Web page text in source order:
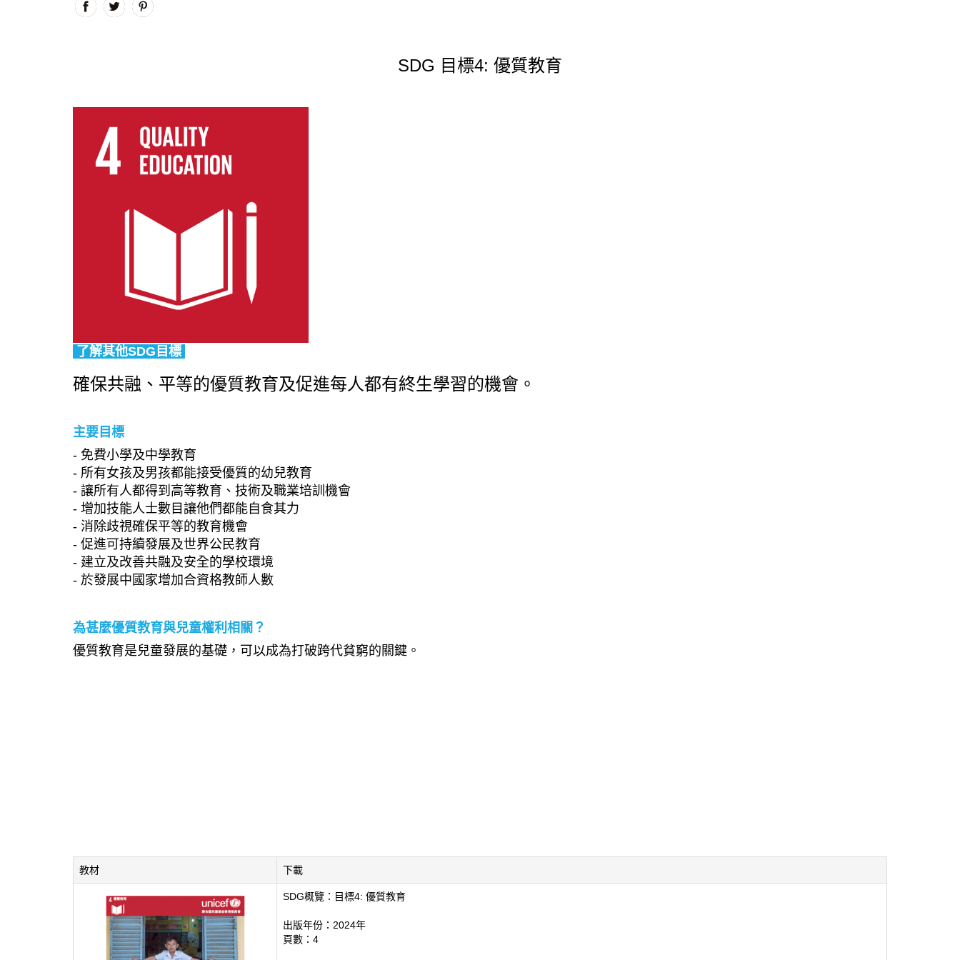
SDG 目標4: 優質教育
了解其他SDG目標
確保共融、平等的優質教育及促進每人都有終生學習的機會。
主要目標
- 免費小學及中學教育
- 所有女孩及男孩都能接受優質的幼兒教育
- 讓所有人都得到高等教育、技術及職業培訓機會
- 增加技能人士數目讓他們都能自食其力
- 消除歧視確保平等的教育機會
- 促進可持續發展及世界公民教育
- 建立及改善共融及安全的學校環境
- 於發展中國家增加合資格教師人數
為甚麼優質教育與兒童權利相關？
優質教育是兒童發展的基礎，可以成為打破跨代貧窮的關鍵。
教材 下載
SDG概覽：目標4: 優質教育
出版年份：2024年
頁數：4